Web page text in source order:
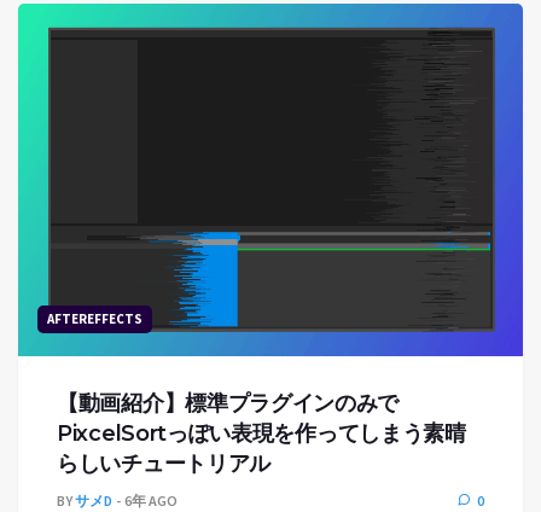
AFTEREFFECTS
【動画紹介】標準プラグインのみで
PixcelSortっぽい表現を作ってしまう素晴
らしいチュートリアル
BYサメD 6年 AGO 0